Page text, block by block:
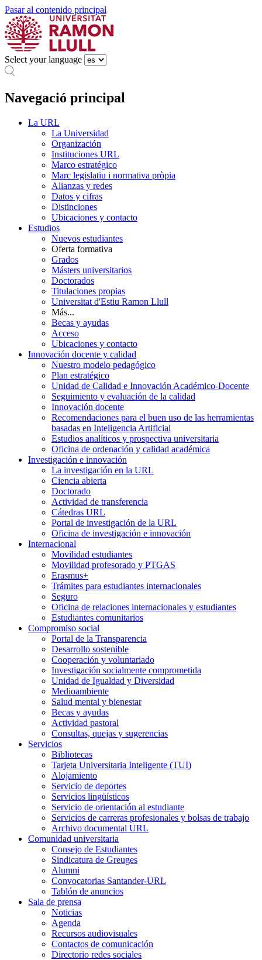
Pasar al contenido principal
Select your language
Navegació principal
La URL
La Universidad
Organización
Instituciones URL
Marco estratégico
Marc legislatiu i normativa pròpia
Alianzas y redes
Datos y cifras
Distinciones
Ubicaciones y contacto
Estudios
Nuevos estudiantes
Oferta formativa
Grados
Másters universitarios
Doctorados
Titulaciones propias
Universitat d'Estiu Ramon Llull
Más...
Becas y ayudas
Acceso
Ubicaciones y contacto
Innovación docente y calidad
Nuestro modelo pedagógico
Plan estratégico
Unidad de Calidad e Innovación Académico-Docente
Seguimiento y evaluación de la calidad
Innovación docente
Recomendaciones para el buen uso de las herramientas
basadas en Inteligencia Artificial
Estudios analíticos y prospectiva universitaria
Oficina de ordenación y calidad académica
Investigación e innovación
La investigación en la URL
Ciencia abierta
Doctorado
Actividad de transferencia
Cátedras URL
Portal de investigación de la URL
Oficina de investigación e innovación
Internacional
Movilidad estudiantes
Movilidad profesorado y PTGAS
Erasmus+
Trámites para estudiantes internacionales
Seguro
Oficina de relaciones internacionales y estudiantes
Estudiantes comunitarios
Compromiso social
Portal de la Transparencia
Desarrollo sostenible
Cooperación y voluntariado
Investigación socialmente comprometida
Unidad de Igualdad y Diversidad
Medioambiente
Salud mental y bienestar
Becas y ayudas
Actividad pastoral
Consultas, quejas y sugerencias
Servicios
Bibliotecas
Tarjeta Universitaria Inteligente (TUI)
Alojamiento
Servicio de deportes
Servicios lingüísticos
Servicio de orientación al estudiante
Servicios de carreras profesionales y bolsas de trabajo
Archivo documental URL
Comunidad universitaria
Consejo de Estudiantes
Sindicatura de Greuges
Alumni
Convocatorias Santander-URL
Tablón de anuncios
Sala de prensa
Noticias
Agenda
Recursos audiovisuales
Contactos de comunicación
Directorio redes sociales